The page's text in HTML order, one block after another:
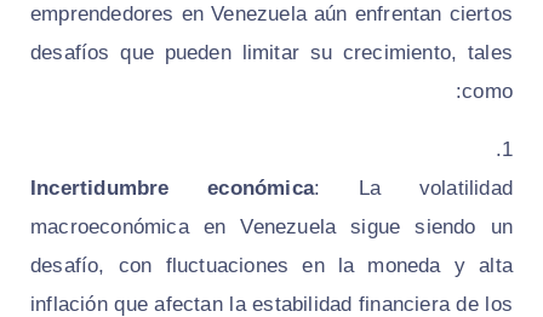
emprendedores en Venezuela aún enfrentan ciertos
desafíos que pueden limitar su crecimiento, tales
como:
Incertidumbre económica: La volatilidad
macroeconómica en Venezuela sigue siendo un
desafío, con fluctuaciones en la moneda y alta
inflación que afectan la estabilidad financiera de los